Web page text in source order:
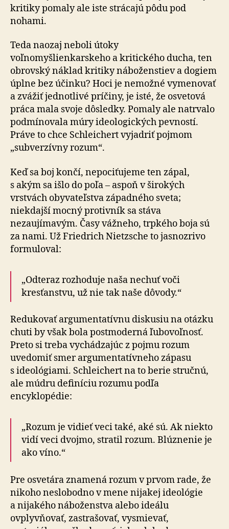
kritiky pomaly ale iste strácajú pôdu pod
nohami.
Teda naozaj neboli útoky
voľnomyšlienkarskeho a kritického ducha, ten
obrovský náklad kritiky náboženstiev a dogiem
úplne bez účinku? Hoci je nemožné vymenovať
a zvážiť jednotlivé príčiny, je isté, že osvetová
práca mala svoje dôsledky. Pomaly ale natrvalo
podmínovala múry ideologických pevností.
Práve to chce Schleichert vyjadriť pojmom
„subverzívny rozum“.
Keď sa boj končí, nepociťujeme ten zápal,
s akým sa išlo do poľa – aspoň v širokých
vrstvách obyvateľstva západného sveta;
niekdajší mocný protivník sa stáva
nezaujímavým. Časy vážneho, trpkého boja sú
za nami. Už Friedrich Nietzsche to jasnozrivo
formuloval:
„Odteraz rozhoduje naša nechuť voči
kresťanstvu, už nie tak naše dôvody.“
Redukovať argumentatívnu diskusiu na otázku
chuti by však bola postmoderná ľubovoľnosť.
Preto si treba vychádzajúc z pojmu rozum
uvedomiť smer argumentatívneho zápasu
s ideológiami. Schleichert na to berie stručnú,
ale múdru definíciu rozumu podľa
encyklopédie:
„Rozum je vidieť veci také, aké sú. Ak niekto
vidí veci dvojmo, stratil rozum. Blúznenie je
ako víno.“
Pre osvetára znamená rozum v prvom rade, že
nikoho neslobodno v mene nijakej ideológie
a nijakého náboženstva alebo ideálu
ovplyvňovať, zastrašovať, vysmievať,